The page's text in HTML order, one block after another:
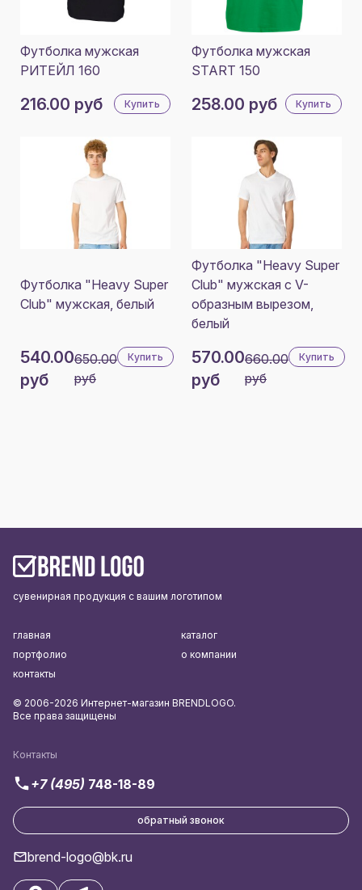
Футболка мужская
РИТЕЙЛ 160
216.00 руб Купить
Футболка мужская
START 150
258.00 руб Купить
Футболка "Heavy Super
Club" мужская, белый
540.00
руб
650.00
руб
Купить
Футболка "Heavy Super
Club" мужская с V-
образным вырезом,
белый
570.00
руб
660.00
руб
Купить
сувенирная продукция с вашим логотипом
Контакты
+7 (495) 748-18-89
обратный звонок
brend-logo@bk.ru
главная
каталог
портфолио
о компании
контакты
© 2006-2026 Интернет-магазин BRENDLOGO.
Все права защищены